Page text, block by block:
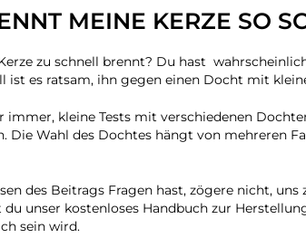
MEINE KERZE SO
zu schnell brennt? Du hast
ist es ratsam, ihn gegen einen Docht mit
immer, kleine Tests mit verschiedenen
Die Wahl des Dochtes hängt von mehreren
des Beitrags Fragen hast, zögere nicht,
du unser kostenloses Handbuch zur
sein wird.